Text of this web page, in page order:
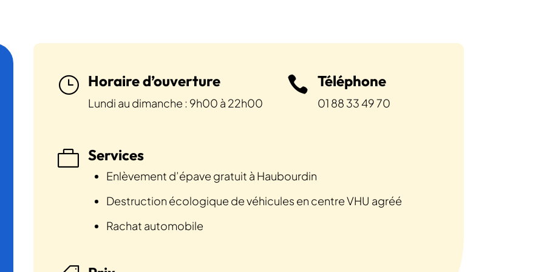
} Horaire d’ouverture
Lundi au dimanche : 9h00 à 22h00
 Téléphone
01 88 33 49 70
 Services
Enlèvement d’épave gratuit à Haubourdin
Destruction écologique de véhicules en centre VHU agréé
Rachat automobile